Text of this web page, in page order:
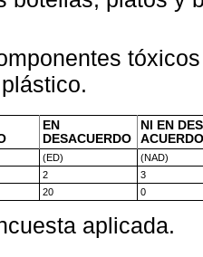
EN
DESACUERDO
NI EN
ACUERDO
(ED)
(NAD)
2
3
20 0
aplicada.